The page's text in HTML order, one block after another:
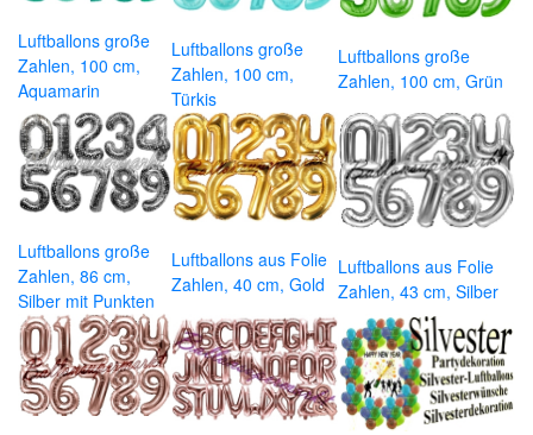
Luftballons große
Zahlen, 100 cm,
Aquamarin
Luftballons große
Zahlen, 100 cm,
Türkis
Luftballons große
Zahlen, 100 cm, Grün
Luftballons große
Zahlen, 86 cm,
Silber mit Punkten
Luftballons aus Folie
Zahlen, 40 cm, Gold
Luftballons aus Folie
Zahlen, 43 cm, Silber